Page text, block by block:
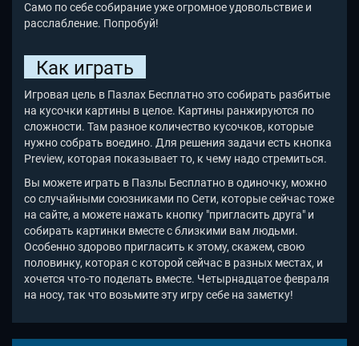
Само по себе собирание уже огромное удовольствие и
расслабление. Попробуй!
Как играть
Игровая цель в Пазлах Бесплатно это собирать разбитые
на кусочки картины в целое. Картины ранжируются по
сложности. Там разное количество кусочков, которые
нужно собрать воедино. Для решения задачи есть кнопка
Preview, которая показывает то, к чему надо стремиться.
Вы можете играть в Пазлы Бесплатно в одиночку, можно
со случайными союзниками по Сети, которые сейчас тоже
на сайте, а можете нажать кнопку "пригласить друга" и
собирать картинки вместе с близкими вам людьми.
Особенно здорово пригласить к этому, скажем, свою
половинку, которая с которой сейчас в разных местах, и
хочется что-то поделать вместе. Четырнадцатое февраля
на носу, так что возьмите эту игру себе на заметку!